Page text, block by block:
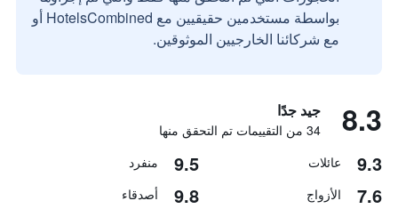
بواسطة مستخدمين حقيقيين مع HotelsCombined أو
مع شركائنا الخارجيين الموثوقين.
8.3 جيد جدًا
34 من التقييمات تم التحقق منها
9.3 عائلات 9.5 منفرد
7.6 الأزواج 9.8 أصدقاء